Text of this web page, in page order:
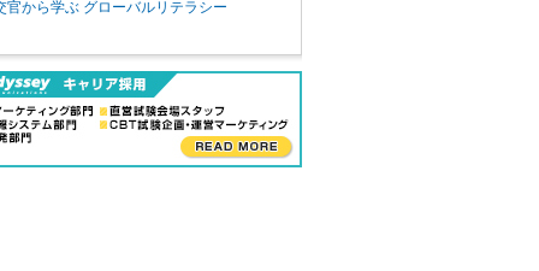
官から学ぶ グローバルリテラシー